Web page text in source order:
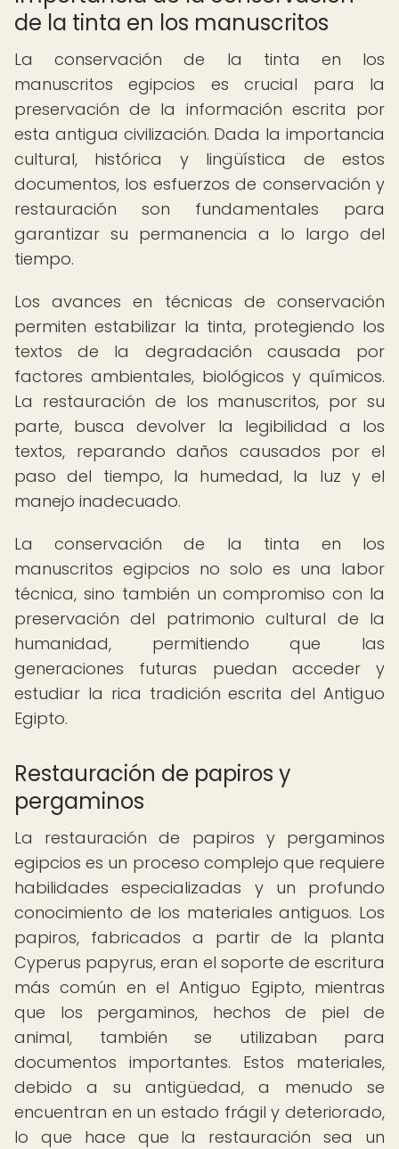
de la tinta en los manuscritos
La conservación de la tinta en los
manuscritos egipcios es crucial para la
preservación de la información escrita por
esta antigua civilización. Dada la importancia
cultural, histórica y lingüística de estos
documentos, los esfuerzos de conservación y
restauración son fundamentales para
garantizar su permanencia a lo largo del
tiempo.
Los avances en técnicas de conservación
permiten estabilizar la tinta, protegiendo los
textos de la degradación causada por
factores ambientales, biológicos y químicos.
La restauración de los manuscritos, por su
parte, busca devolver la legibilidad a los
textos, reparando daños causados por el
paso del tiempo, la humedad, la luz y el
manejo inadecuado.
La conservación de la tinta en los
manuscritos egipcios no solo es una labor
técnica, sino también un compromiso con la
preservación del patrimonio cultural de la
humanidad, permitiendo que las
generaciones futuras puedan acceder y
estudiar la rica tradición escrita del Antiguo
Egipto.
Restauración de papiros y
pergaminos
La restauración de papiros y pergaminos
egipcios es un proceso complejo que requiere
habilidades especializadas y un profundo
conocimiento de los materiales antiguos. Los
papiros, fabricados a partir de la planta
Cyperus papyrus, eran el soporte de escritura
más común en el Antiguo Egipto, mientras
que los pergaminos, hechos de piel de
animal, también se utilizaban para
documentos importantes. Estos materiales,
debido a su antigüedad, a menudo se
encuentran en un estado frágil y deteriorado,
lo que hace que la restauración sea un